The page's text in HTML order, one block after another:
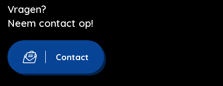
Vragen?
Neem contact op!
Contact